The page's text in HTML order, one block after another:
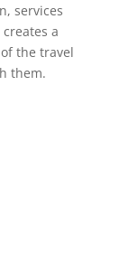
services
a
the travel
them.